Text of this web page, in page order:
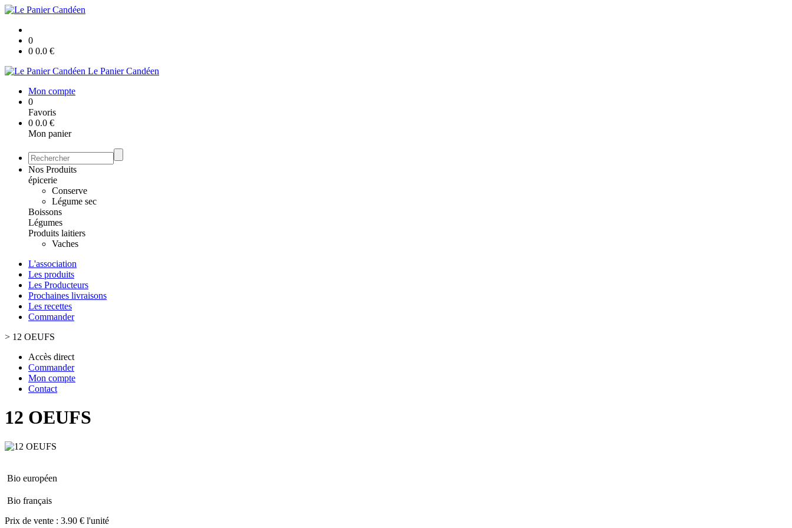
0
0 0.0 €
Le Panier Candéen
Mon compte
0
Favoris
0 0.0 €
Mon panier
Nos Produits
épicerie
Conserve
Légume sec
Boissons
Légumes
Produits laitiers
Vaches
L'association
Les produits
Les Producteurs
Prochaines livraisons
Les recettes
Commander
> 12 OEUFS
Accès direct
Commander
Mon compte
Contact
12 OEUFS
Bio européen
Bio français
Prix de vente : 3.90 € l'unité